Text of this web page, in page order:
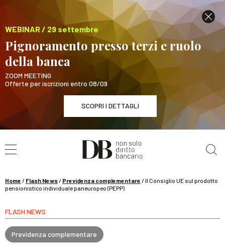
WEBINAR / 29 settembre
Pignoramento presso terzi e ruolo
della banca
ZOOM MEETING
Offerte per iscrizioni entro 08/09
SCOPRI I DETTAGLI
WEBINAR / 29 settembre
Pignoramento presso terzi e ruolo della banca
Home / Flash News/ Previdenza complementare /Il Consiglio UE sul prodotto
pensionistico individuale paneuropeo (PEPP)
FLASH NEWS
Previdenza complementare